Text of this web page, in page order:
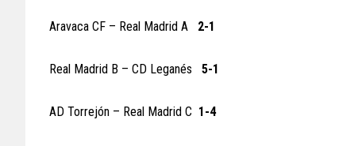
Aravaca CF – Real Madrid A 2-1
Real Madrid B – CD Leganés 5-1
AD Torrejón – Real Madrid C 1-4